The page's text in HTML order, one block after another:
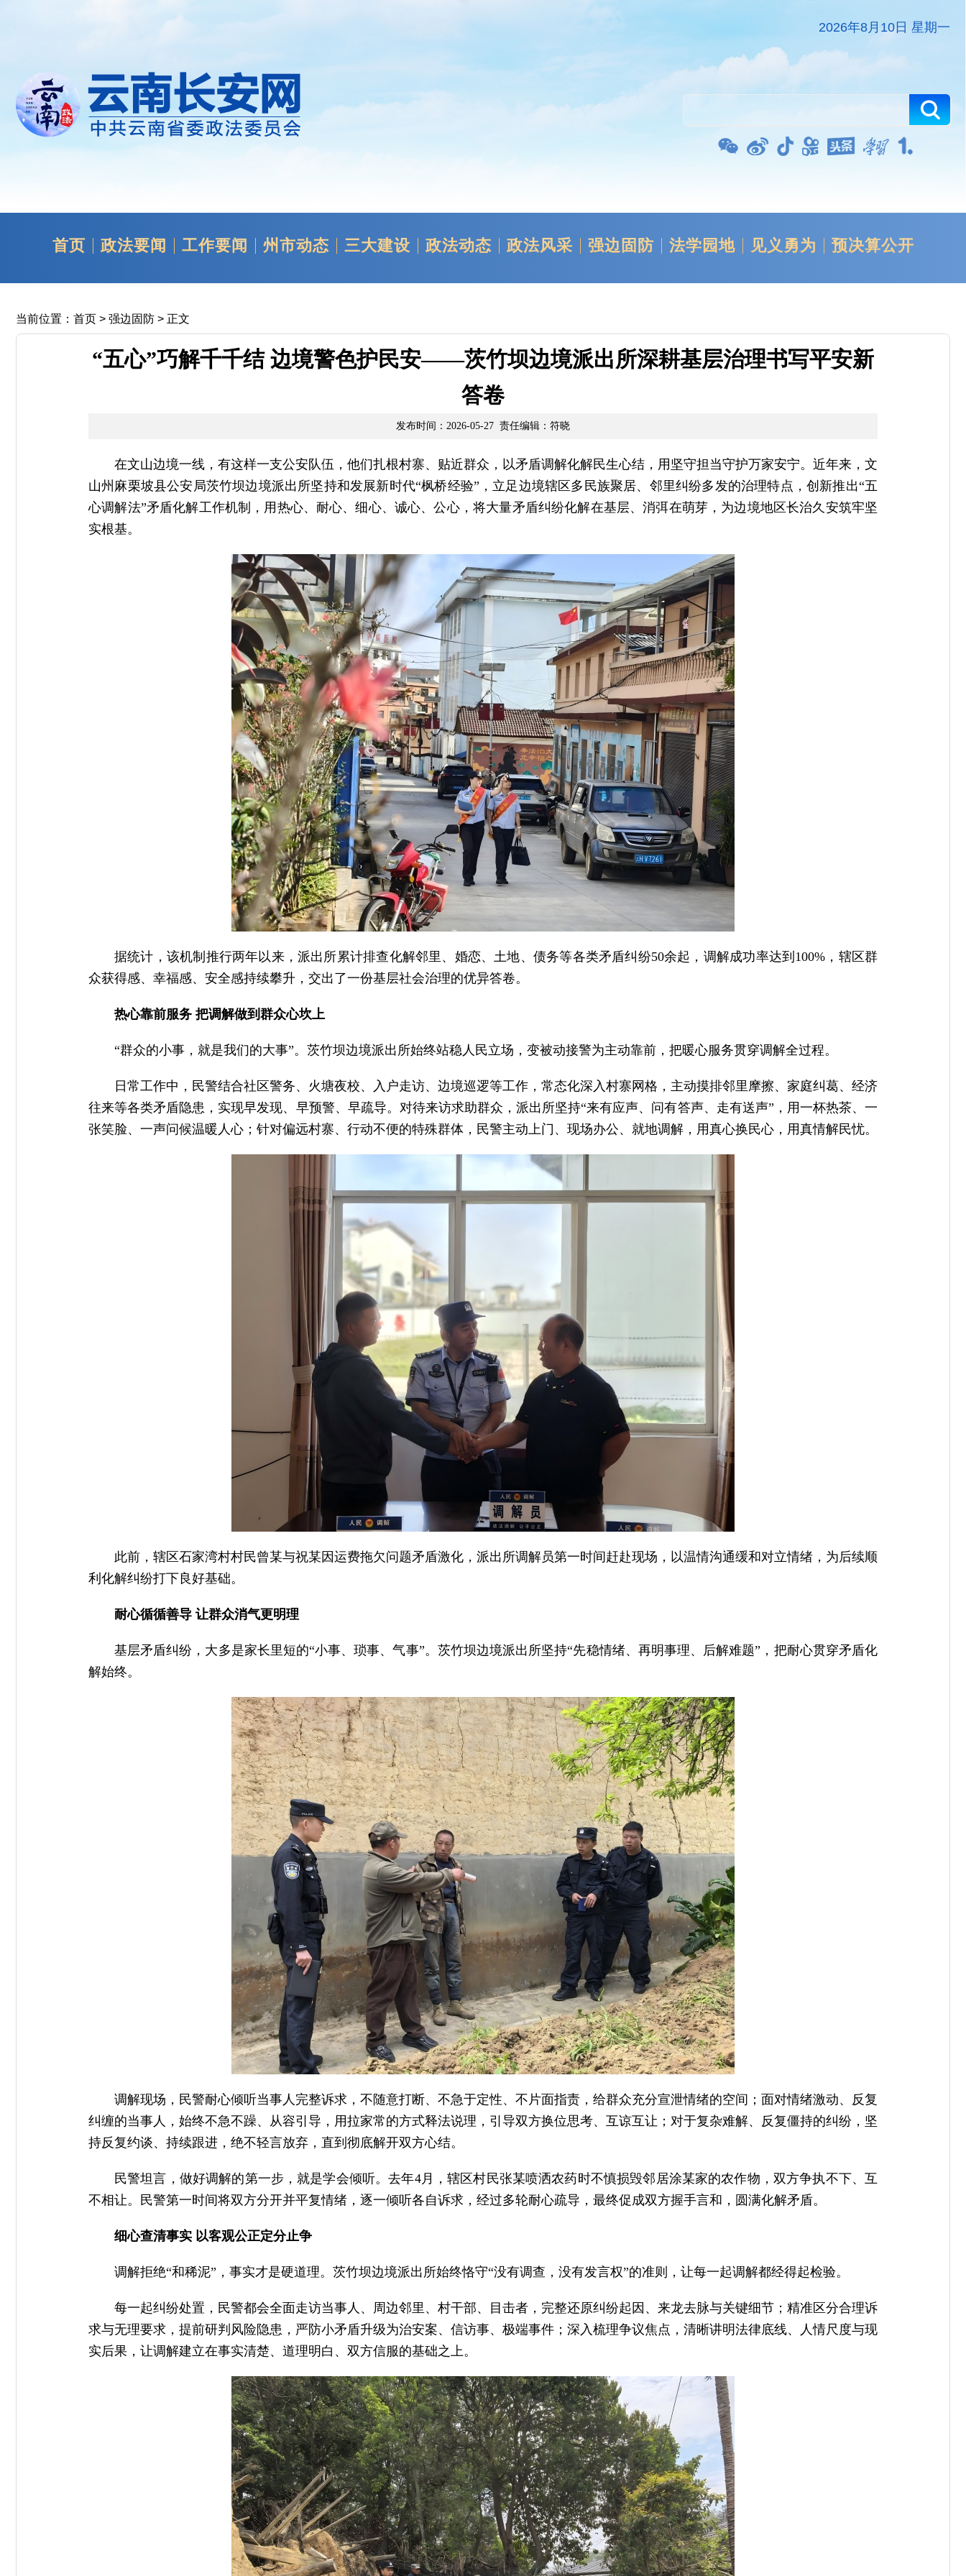
2026年8月10日 星期一
首页 政法要闻 工作要闻 州市动态 三大建设 政法动态 政法风采 强边固防 法学园地 见义勇为 预决算公开
当前位置： 首页 > 强边固防 > 正文
“五心”巧解千千结 边境警色护民安——茨竹坝边境派出所深耕基层治理书写平安新
答卷
发布时间：2026-05-27 责任编辑：符晓
在文山边境一线，有这样一支公安队伍，他们扎根村寨、贴近群众，以矛盾调解化解民生心结，用坚守担当守护万家安宁。近年来，文
山州麻栗坡县公安局茨竹坝边境派出所坚持和发展新时代“枫桥经验”，立足边境辖区多民族聚居、邻里纠纷多发的治理特点，创新推出“五
心调解法”矛盾化解工作机制，用热心、耐心、细心、诚心、公心，将大量矛盾纠纷化解在基层、消弭在萌芽，为边境地区长治久安筑牢坚
实根基。
据统计，该机制推行两年以来，派出所累计排查化解邻里、婚恋、土地、债务等各类矛盾纠纷50余起，调解成功率达到100%，辖区群
众获得感、幸福感、安全感持续攀升，交出了一份基层社会治理的优异答卷。
热心靠前服务 把调解做到群众心坎上
“群众的小事，就是我们的大事”。茨竹坝边境派出所始终站稳人民立场，变被动接警为主动靠前，把暖心服务贯穿调解全过程。
日常工作中，民警结合社区警务、火塘夜校、入户走访、边境巡逻等工作，常态化深入村寨网格，主动摸排邻里摩擦、家庭纠葛、经济
往来等各类矛盾隐患，实现早发现、早预警、早疏导。对待来访求助群众，派出所坚持“来有应声、问有答声、走有送声”，用一杯热茶、一
张笑脸、一声问候温暖人心；针对偏远村寨、行动不便的特殊群体，民警主动上门、现场办公、就地调解，用真心换民心，用真情解民忧。
此前，辖区石家湾村村民曾某与祝某因运费拖欠问题矛盾激化，派出所调解员第一时间赶赴现场，以温情沟通缓和对立情绪，为后续顺
利化解纠纷打下良好基础。
耐心循循善导 让群众消气更明理
基层矛盾纠纷，大多是家长里短的“小事、琐事、气事”。茨竹坝边境派出所坚持“先稳情绪、再明事理、后解难题”，把耐心贯穿矛盾化
解始终。
调解现场，民警耐心倾听当事人完整诉求，不随意打断、不急于定性、不片面指责，给群众充分宣泄情绪的空间；面对情绪激动、反复
纠缠的当事人，始终不急不躁、从容引导，用拉家常的方式释法说理，引导双方换位思考、互谅互让；对于复杂难解、反复僵持的纠纷，坚
持反复约谈、持续跟进，绝不轻言放弃，直到彻底解开双方心结。
民警坦言，做好调解的第一步，就是学会倾听。去年4月，辖区村民张某喷洒农药时不慎损毁邻居涂某家的农作物，双方争执不下、互
不相让。民警第一时间将双方分开并平复情绪，逐一倾听各自诉求，经过多轮耐心疏导，最终促成双方握手言和，圆满化解矛盾。
细心查清事实 以客观公正定分止争
调解拒绝“和稀泥”，事实才是硬道理。茨竹坝边境派出所始终恪守“没有调查，没有发言权”的准则，让每一起调解都经得起检验。
每一起纠纷处置，民警都会全面走访当事人、周边邻里、村干部、目击者，完整还原纠纷起因、来龙去脉与关键细节；精准区分合理诉
求与无理要求，提前研判风险隐患，严防小矛盾升级为治安案、信访事、极端事件；深入梳理争议焦点，清晰讲明法律底线、人情尺度与现
实后果，让调解建立在事实清楚、道理明白、双方信服的基础之上。